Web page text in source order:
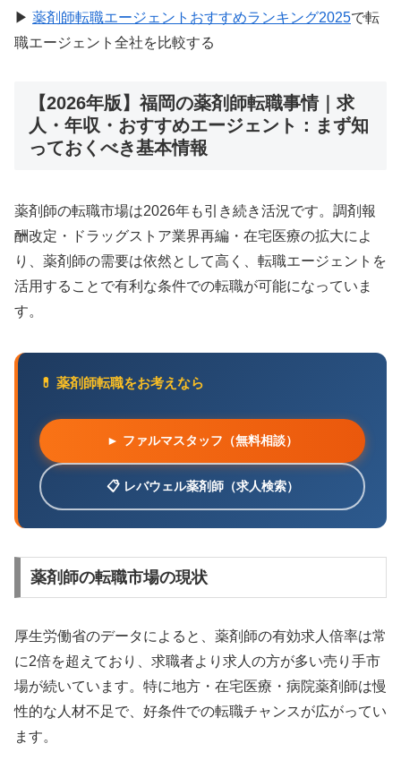
▶ 薬剤師転職エージェントおすすめランキング2025で転
職エージェント全社を比較する
【2026年版】福岡の薬剤師転職事情｜求
人・年収・おすすめエージェント：まず知
っておくべき基本情報
薬剤師の転職市場は2026年も引き続き活況です。調剤報
酬改定・ドラッグストア業界再編・在宅医療の拡大によ
り、薬剤師の需要は依然として高く、転職エージェントを
活用することで有利な条件での転職が可能になっていま
す。
💊 薬剤師転職をお考えなら
► ファルマスタッフ（無料相談）
📋 レバウェル薬剤師（求人検索）
薬剤師の転職市場の現状
厚生労働省のデータによると、薬剤師の有効求人倍率は常
に2倍を超えており、求職者より求人の方が多い売り手市
場が続いています。特に地方・在宅医療・病院薬剤師は慢
性的な人材不足で、好条件での転職チャンスが広がってい
ます。